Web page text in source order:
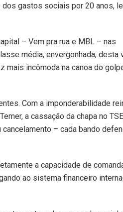
gastos sociais por 20 anos,
– Vem pra rua e MBL – nas
média, envergonhada, desta
mais incômoda na canoa do
Com a imponderabilidade
a cassação da chapa no
– cada bando
a capacidade de
ao sistema financeiro